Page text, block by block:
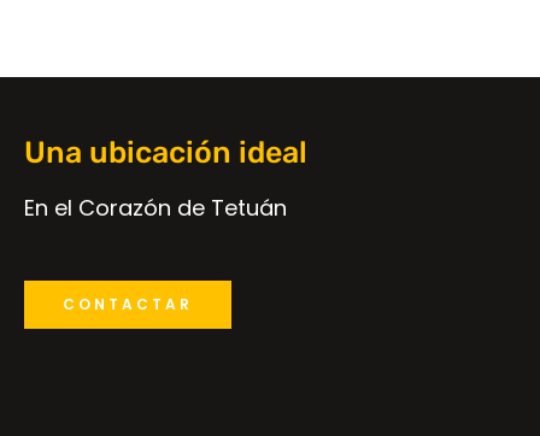
Una ubicación ideal
En el Corazón de Tetuán
CONTACTAR